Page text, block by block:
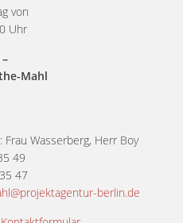
von
Uhr
Mahl
Wasserberg, Herr Boy
49
47
berlin.de